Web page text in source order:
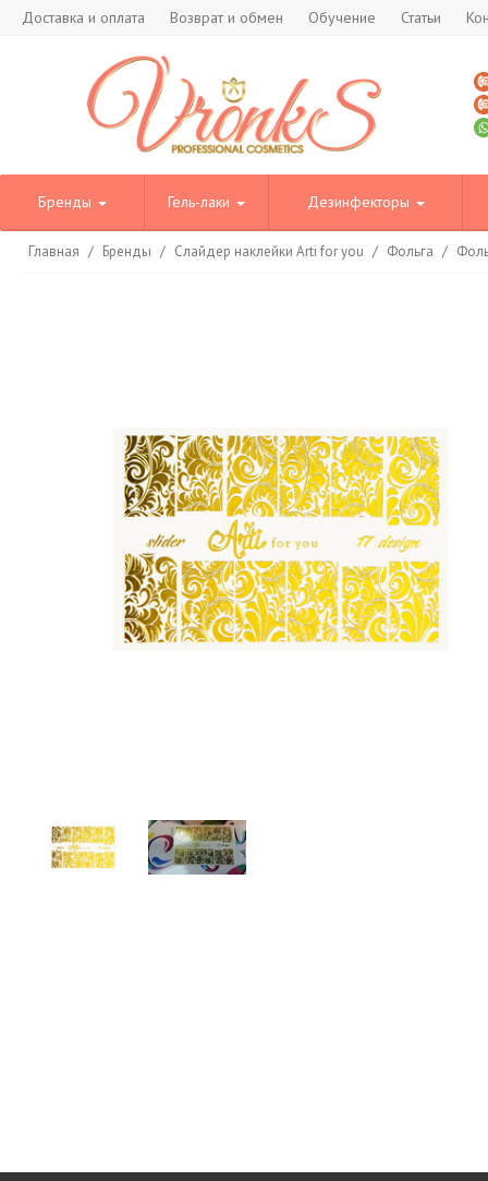
Доставка и оплата Возврат и обмен Обучение Статьи
Бренды Гель-лаки Дезинфекторы
Главная / Бренды / Слайдер наклейки Arti for you / Фольга /